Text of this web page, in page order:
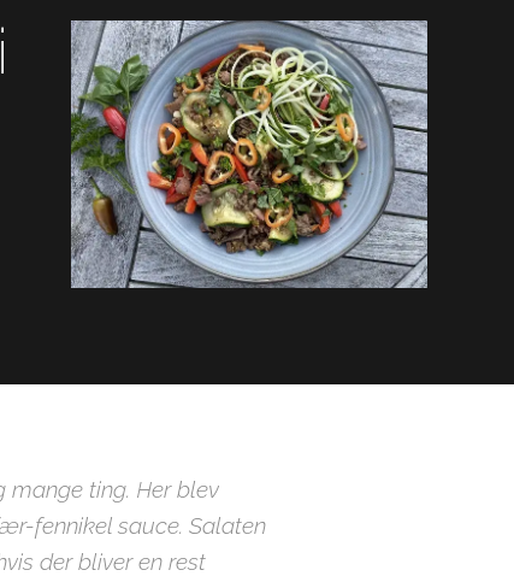
ting. Her blev
fennikel sauce. Salaten
der bliver en rest